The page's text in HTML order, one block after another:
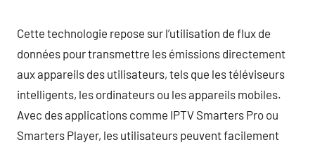
Cette technologie repose sur l’utilisation de flux de
données pour transmettre les émissions directement
aux appareils des utilisateurs, tels que les téléviseurs
intelligents, les ordinateurs ou les appareils mobiles.
Avec des applications comme IPTV Smarters Pro ou
Smarters Player, les utilisateurs peuvent facilement